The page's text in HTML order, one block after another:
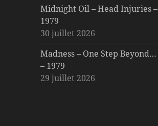
Midnight Oil – Head Injuries –
1979
30 juillet 2026
Madness – One Step Beyond…
– 1979
29 juillet 2026